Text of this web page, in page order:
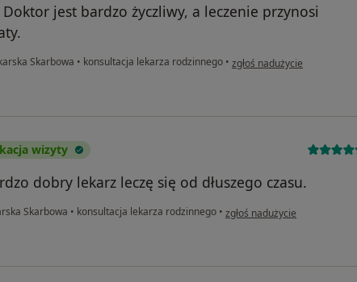
Doktor jest bardzo życzliwy, a leczenie przynosi
Skarbowa • konsultacja lekarza rodzinnego • w opinii użytkownika Martyna
zgłoś nadużycie
wizyty
dobry lekarz leczę się od dłuszego czasu.
Skarbowa • konsultacja lekarza rodzinnego • w opinii użytkownika Helena
zgłoś nadużycie